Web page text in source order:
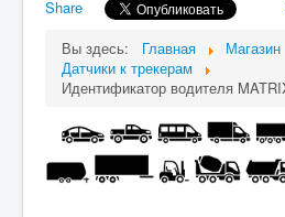
Share
Вы здесь: Главная Магазин
Датчики к трекерам
Идентификатор водителя